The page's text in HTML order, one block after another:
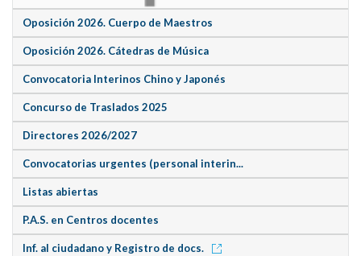
Oposición 2026. Cuerpo de Maestros
Oposición 2026. Cátedras de Música
Convocatoria Interinos Chino y Japonés
Concurso de Traslados 2025
Directores 2026/2027
Convocatorias urgentes (personal interin...
Listas abiertas
P.A.S. en Centros docentes
Inf. al ciudadano y Registro de docs.